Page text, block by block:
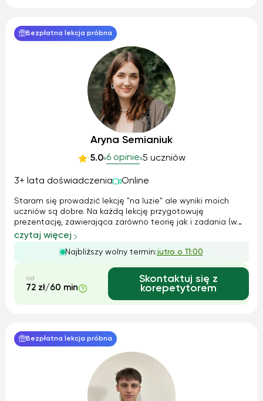
Bezpłatna lekcja próbna
Aryna Semianiuk
5.0 6 opinie 5 uczniów
3+ lata doświadczenia Online
Staram się prowadzić lekcję "na luzie" ale wyniki moich
uczniów są dobre. Na każdą lekcję przygotowuję
prezentację, zawierająca zarówno teorię jak i zadania (w
większości z rozwiązaniami). W razie potrzeby wymyślam
zadanie domowe
czytaj więcej
Najbliższy wolny termin:jutro o 11:00
od
72 zł/60 min
Skontaktuj się z
korepetytorem
Bezpłatna lekcja próbna